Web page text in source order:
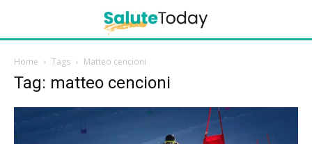
Home Tags Matteo cencioni
Tag: matteo cencioni